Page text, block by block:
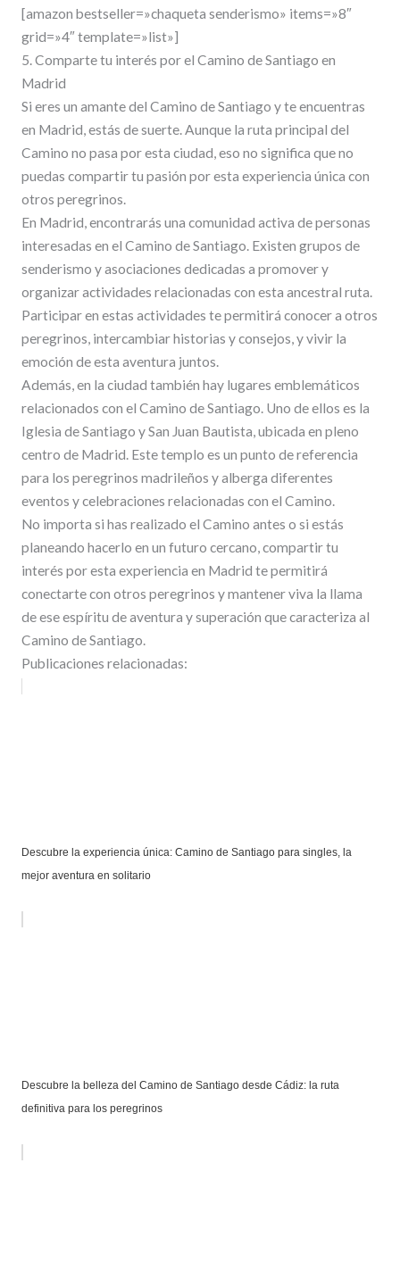
[amazon bestseller=»chaqueta senderismo» items=»8″
grid=»4″ template=»list»]
5. Comparte tu interés por el Camino de Santiago en
Madrid
Si eres un amante del Camino de Santiago y te encuentras
en Madrid, estás de suerte. Aunque la ruta principal del
Camino no pasa por esta ciudad, eso no significa que no
puedas compartir tu pasión por esta experiencia única con
otros peregrinos.
En Madrid, encontrarás una comunidad activa de personas
interesadas en el Camino de Santiago. Existen grupos de
senderismo y asociaciones dedicadas a promover y
organizar actividades relacionadas con esta ancestral ruta.
Participar en estas actividades te permitirá conocer a otros
peregrinos, intercambiar historias y consejos, y vivir la
emoción de esta aventura juntos.
Además, en la ciudad también hay lugares emblemáticos
relacionados con el Camino de Santiago. Uno de ellos es la
Iglesia de Santiago y San Juan Bautista, ubicada en pleno
centro de Madrid. Este templo es un punto de referencia
para los peregrinos madrileños y alberga diferentes
eventos y celebraciones relacionadas con el Camino.
No importa si has realizado el Camino antes o si estás
planeando hacerlo en un futuro cercano, compartir tu
interés por esta experiencia en Madrid te permitirá
conectarte con otros peregrinos y mantener viva la llama
de ese espíritu de aventura y superación que caracteriza al
Camino de Santiago.
Publicaciones relacionadas:
Descubre la experiencia única: Camino de Santiago para singles, la
mejor aventura en solitario
Descubre la belleza del Camino de Santiago desde Cádiz: la ruta
definitiva para los peregrinos